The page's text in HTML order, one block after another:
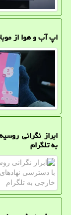
اپ آب و هوا از
ابراز نگرانی
به تلگرام